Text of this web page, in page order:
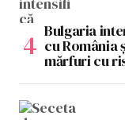
Bulgaria
cu România
mărfuri cu